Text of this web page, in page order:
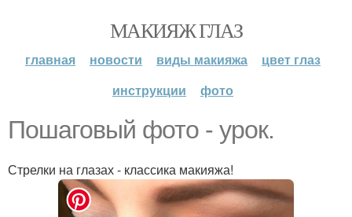
МАКИЯЖ ГЛАЗ
главная новости виды макияжа
цвет глаз
инструкции
фото
Пошаговый фото - урок.
Стрелки на глазах - классика макияжа!